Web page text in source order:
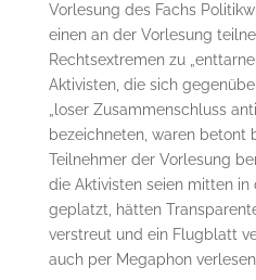
Vorlesung des Fachs
einen an der Vorlesung
Rechtsextremen zu
Aktivisten, die sich
„loser Zusammenschluss
bezeichneten, waren betont
Teilnehmer der Vorlesung
die Aktivisten seien mitten in
geplatzt, hätten
verstreut und ein Flugblatt
auch per Megaphon